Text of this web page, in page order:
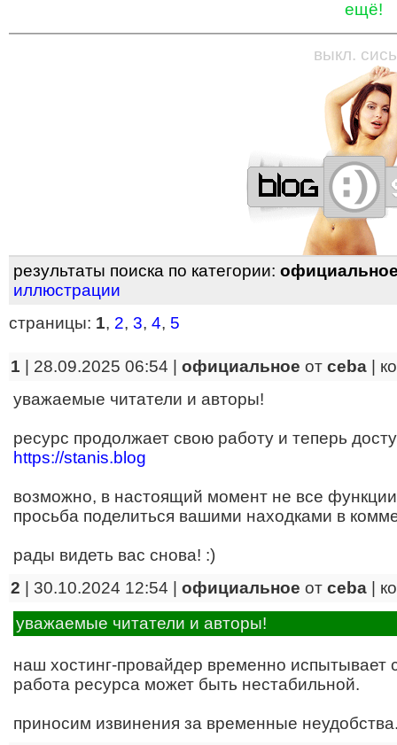
ещё!
—————————————————
выкл.
результаты поиска по категории:
иллюстрации
страницы: 1, 2, 3, 4, 5
1 | 28.09.2025 06:54 | официальное от ceba
уважаемые читатели и авторы!
ресурс продолжает свою работу и теперь
https://stanis.blog
возможно, в настоящий момент не все
просьба поделиться вашими находками в
рады видеть вас снова! :)
2 | 30.10.2024 12:54 | официальное от ceba
уважаемые читатели и авторы!
наш хостинг-провайдер временно испытывает
работа ресурса может быть нестабильной.
приносим извинения за временные